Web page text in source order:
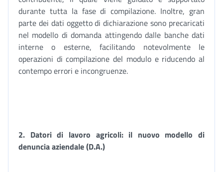
durante tutta la fase di compilazione. Inoltre, gran
parte dei dati oggetto di dichiarazione sono precaricati
nel modello di domanda attingendo dalle banche dati
interne o esterne, facilitando notevolmente le
operazioni di compilazione del modulo e riducendo al
contempo errori e incongruenze.
2. Datori di lavoro agricoli: il nuovo modello di
denuncia aziendale (D.A.)